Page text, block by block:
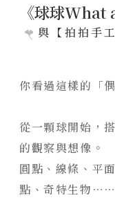
《球球
與【拍拍手
你看過這樣的「
從一顆球開始，
的觀察與想像。
圓點、線條、平
點、奇特生物⋯⋯